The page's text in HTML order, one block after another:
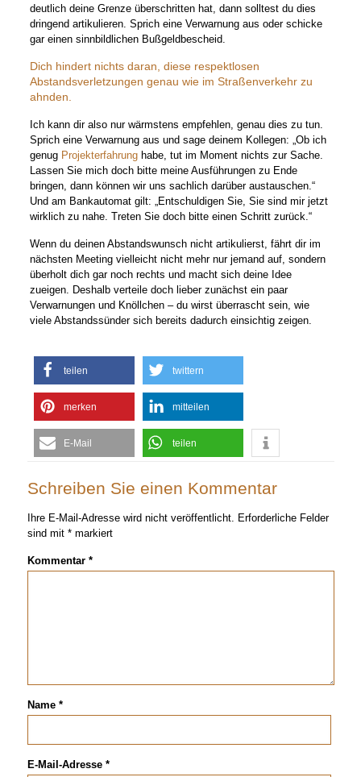
deutlich deine Grenze überschritten hat, dann solltest du dies
dringend artikulieren. Sprich eine Verwarnung aus oder schicke
gar einen sinnbildlichen Bußgeldbescheid.
Dich hindert nichts daran, diese respektlosen
Abstandsverletzungen genau wie im Straßenverkehr zu
ahnden.
Ich kann dir also nur wärmstens empfehlen, genau dies zu tun.
Sprich eine Verwarnung aus und sage deinem Kollegen: „Ob ich
genug Projekterfahrung habe, tut im Moment nichts zur Sache.
Lassen Sie mich doch bitte meine Ausführungen zu Ende
bringen, dann können wir uns sachlich darüber austauschen.“
Und am Bankautomat gilt: „Entschuldigen Sie, Sie sind mir jetzt
wirklich zu nahe. Treten Sie doch bitte einen Schritt zurück.“
Wenn du deinen Abstandswunsch nicht artikulierst, fährt dir im
nächsten Meeting vielleicht nicht mehr nur jemand auf, sondern
überholt dich gar noch rechts und macht sich deine Idee
zueigen. Deshalb verteile doch lieber zunächst ein paar
Verwarnungen und Knöllchen – du wirst überrascht sein, wie
viele Abstandssünder sich bereits dadurch einsichtig zeigen.
teilen twittern
merken mitteilen
E-Mail teilen
Schreiben Sie einen Kommentar
Ihre E-Mail-Adresse wird nicht veröffentlicht. Erforderliche Felder
sind mit *markiert
Kommentar *
Name *
E-Mail-Adresse *